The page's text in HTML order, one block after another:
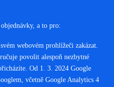
a to pro:
webovém prohlížeči zakázat.
povolit alespoň nezbytné
Od 1. 3. 2024 Google
včetně Google Analytics 4